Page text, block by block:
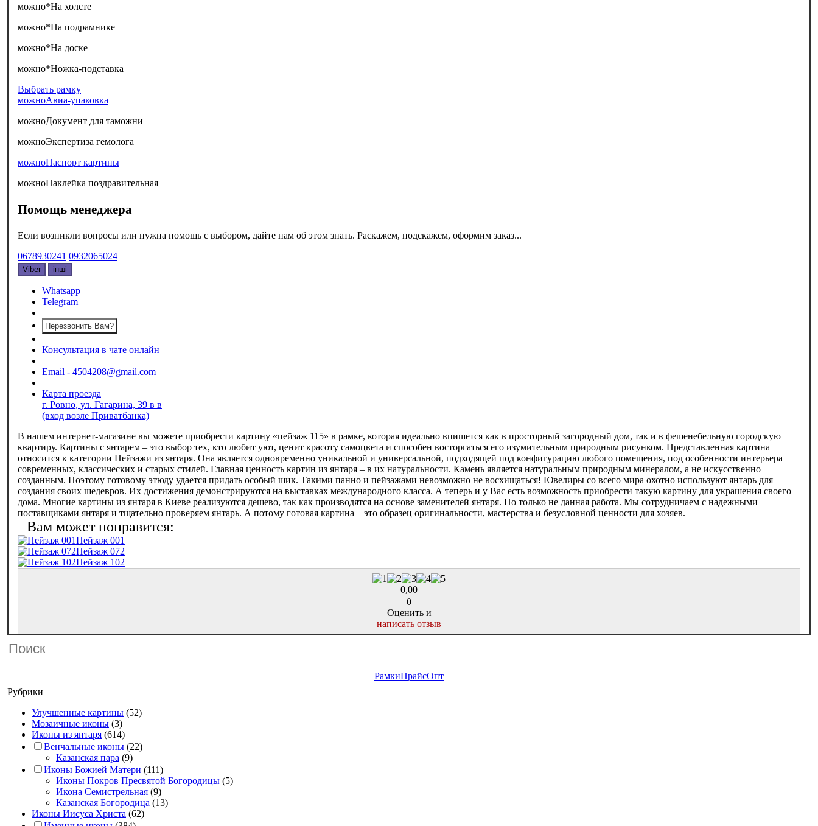
можно*На холсте
можно*На подрамнике
можно*На доске
можно*Ножка-подставка
Выбрать рамку
можноАвиа-упаковка
можноДокумент для таможни
можноЭкспертиза гемолога
можноПаспорт картины
можноНаклейка поздравительная
Помощь менеджера
Если возникли вопросы или нужна помощь с выбором, дайте нам об этом знать. Раскажем, подскажем, оформим заказ...
0678930241 0932065024
Viber інші
Whatsapp
Telegram
Перезвонить Вам?
Консультация в чате онлайн
Email - 4504208@gmail.com
Карта проезда
г. Ровно, ул. Гагарина, 39 в в
(вход возле Приватбанка)
В нашем интернет-магазине вы можете приобрести картину «‎пейзаж 115» в рамке, которая идеально впишется как в просторный загородный дом, так и в фешенебельную городскую
квартиру. Картины с янтарем – это выбор тех, кто любит уют, ценит красоту самоцвета и способен восторгаться его изумительным природным рисунком. Представленная картина
относится к категории Пейзажи из янтаря. Она является одновременно уникальной и универсальной, подходящей под конфигурацию любого помещения, под особенности интерьера
современных, классических и старых стилей. Главная ценность картин из янтаря – в их натуральности. Камень является натуральным природным минералом, а не искусственно
созданным. Поэтому готовому этюду удается придать особый шик. Такими панно и пейзажами невозможно не восхищаться! Ювелиры со всего мира охотно используют янтарь для
создания своих шедевров. Их достижения демонстрируются на выставках международного класса. А теперь и у Вас есть возможность приобрести такую картину для украшения своего
дома. Многие картины из янтаря в Киеве реализуются дешево, так как производятся на основе заменителей янтаря. Но только не данная работа. Мы сотрудничаем с надежными
поставщиками янтаря и тщательно проверяем янтарь. А потому готовая картина – это образец оригинальности, мастерства и безусловной ценности для хозяев.
Пейзаж 001
Пейзаж 072
Пейзаж 102
0,00
0
Оценить и
написать отзыв
РамкиПрайсОпт
Рубрики
Улучшенные картины (52)
Мозаичные иконы (3)
Иконы из янтаря (614)
Венчальные иконы (22)
Казанская пара (9)
Иконы Божией Матери (111)
Иконы Покров Пресвятой Богородицы (5)
Икона Семистрельная (9)
Казанская Богородица (13)
Иконы Иисуса Христа (62)